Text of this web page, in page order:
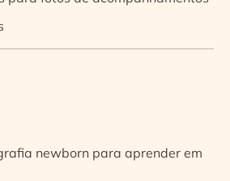
newborn para aprender em